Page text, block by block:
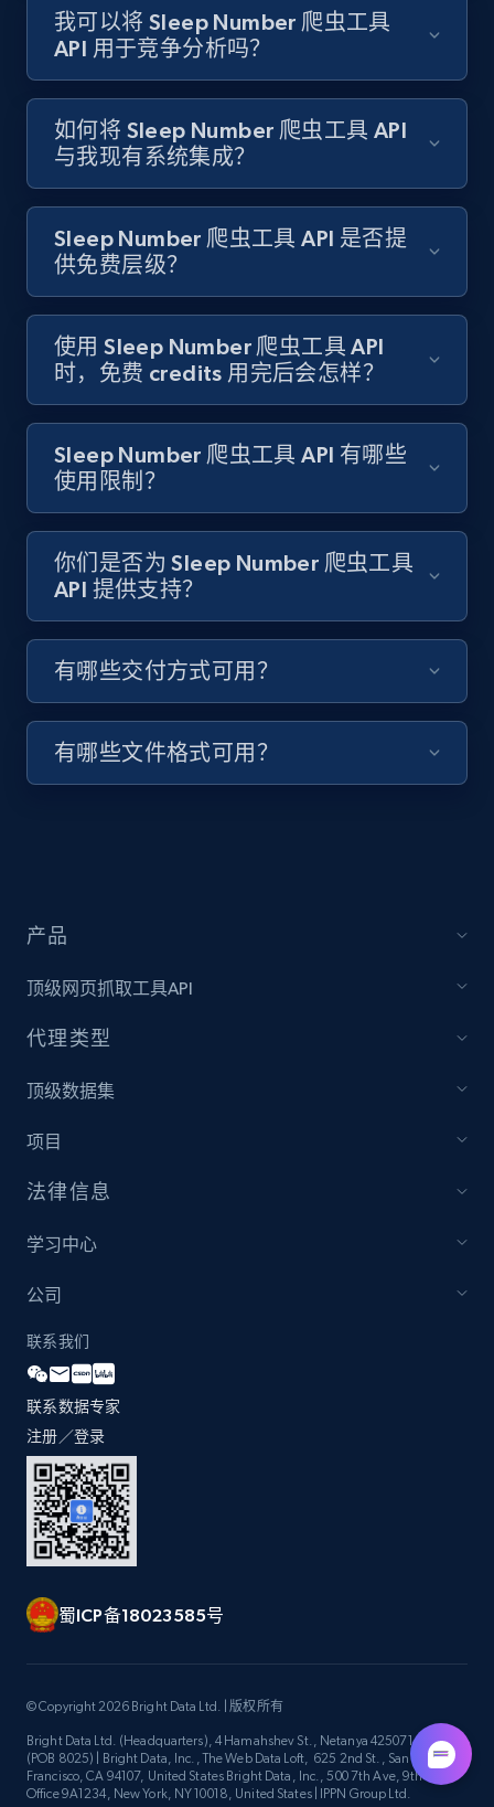
Best Buy products - Collect data on
products using specified keywords
Currency, Discount, Initial price, and more.
URL, Title, Rating, Reviews, Initial price, Final
price, Currency, Stock, and more.
992+ 165+ 注册使用
Lazada - Products - Discover products by
keyword
URL, Title, Rating, Reviews, Initial price, Final
price, Currency, Stock, and more.
992+ 165+
Lazada - Products - Discover products by
category URL or brand URL
seller URL
URL, Title, Rating, Reviews, Initial price, Final
price, Currency, Stock, and more.
brand URL
URL, Title, Rating, Reviews, Initial price, Final
price, Currency, Stock, and more.
992+
Lowes.com
URL, Domain, Marketplace pn, Sku, Other pn,
more.
991+ 162+ 注册使用
Lowes.com - Gather data on products using
我可以将 Sleep Number 爬虫工具
API 用于竞争分析吗？
如何将 Sleep Number 爬虫工具 API
与我现有系统集成？
Sleep Number 爬虫工具 API 是否提
供免费层级？
使用 Sleep Number 爬虫工具 API
时，免费 credits 用完后会怎样？
Sleep Number 爬虫工具 API 有哪些
使用限制？
你们是否为 Sleep Number 爬虫工具
API 提供支持？
有哪些交付方式可用？
有哪些文件格式可用？
产品
顶级网页抓取工具API
代理类型
顶级数据集
项目
法律信息
学习中心
公司
联系我们
联系数据专家
注册／登录
蜀ICP备18023585号
© Copyright 2026 Bright Data Ltd. | 版权所有
Bright Data Ltd. (Headquarters), 4 Hamahshev St., Netanya 4250714, Israel
(POB 8025) | Bright Data, Inc., The Web Data Loft, 625 2nd St., San
Francisco, CA 94107, United States Bright Data, Inc., 500 7th Ave, 9th Floor
Office 9A1234, New York, NY 10018, United States | IPPN Group Ltd.